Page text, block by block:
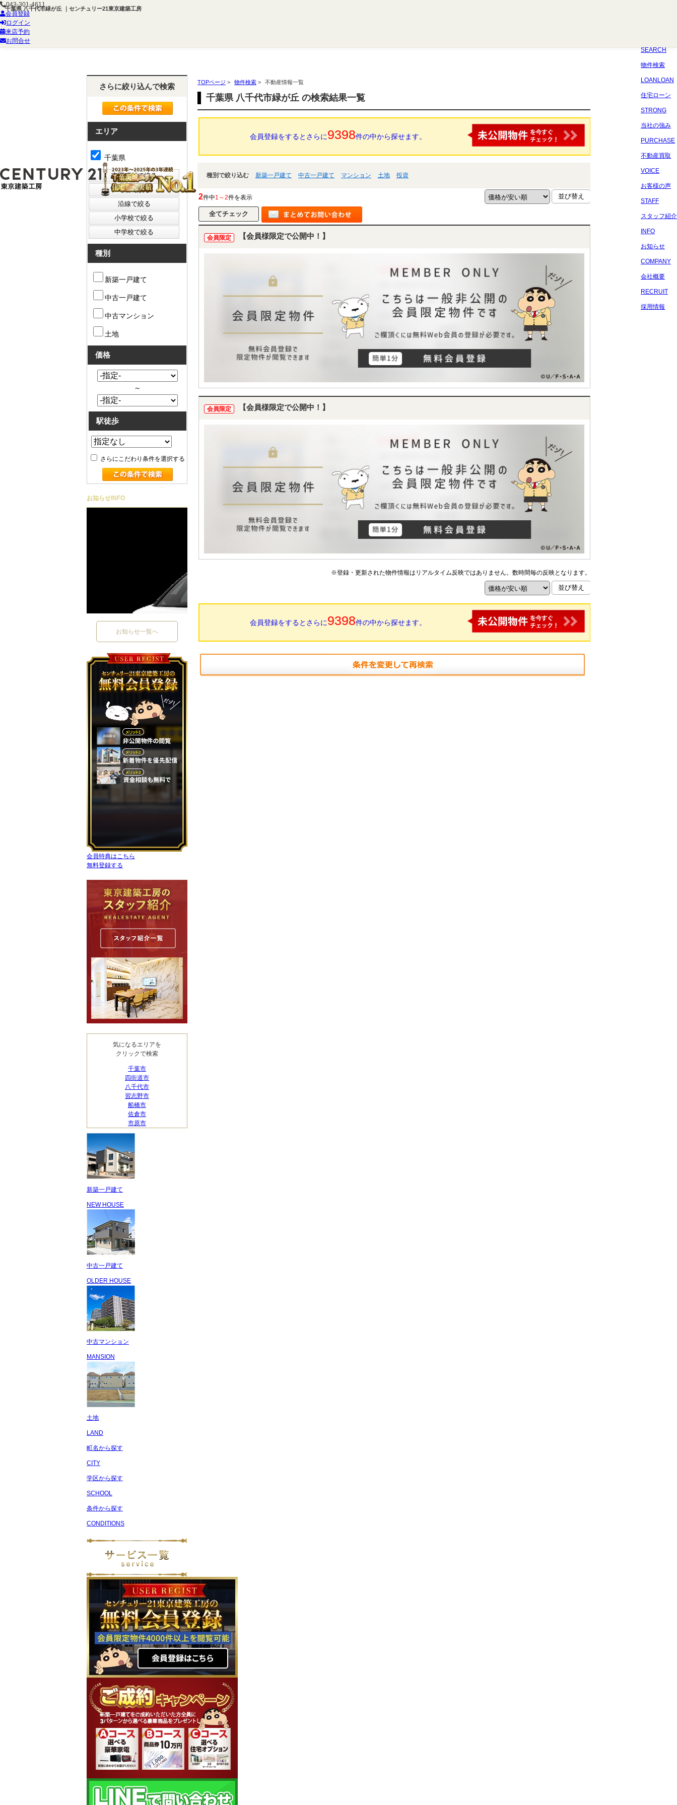
千葉県 八千代市緑が丘 ｜センチュリー21東京建築工房
043-301-4611
会員登録
ログイン
来店予約
お問合せ
SEARCH
物件検索
LOANLOAN
住宅ローン
STRONG
当社の強み
PURCHASE
不動産買取
VOICE
お客様の声
STAFF
スタッフ紹介
INFO
お知らせ
COMPANY
会社概要
RECRUIT
採用情報
TOPページ > 物件検索 > 不動産情報一覧
千葉県 八千代市緑が丘 の検索結果一覧
会員登録をするとさらに9398件の中から探せます。
種別で絞り込む 新築一戸建て 中古一戸建て マンション 土地 投資
2件中1～2件を表示
会員限定 【会員様限定で公開中！】
会員限定 【会員様限定で公開中！】
※登録・更新された物件情報はリアルタイム反映ではありません。数時間毎の反映となります。
会員登録をするとさらに9398件の中から探せます。
さらに絞り込んで検索
エリア
千葉県
種別
新築一戸建て
中古一戸建て
中古マンション
土地
価格
～
駅徒歩
さらにこだわり条件を選択する
お知らせ INFO
お知らせ一覧へ
会員特典はこちら
無料登録する
気になるエリアを
クリックで検索
千葉市
四街道市
八千代市
習志野市
船橋市
佐倉市
市原市
新築一戸建て
NEW HOUSE
中古一戸建て
OLDER HOUSE
中古マンション
MANSION
土地
LAND
町名から探す
CITY
学区から探す
SCHOOL
条件から探す
CONDITIONS